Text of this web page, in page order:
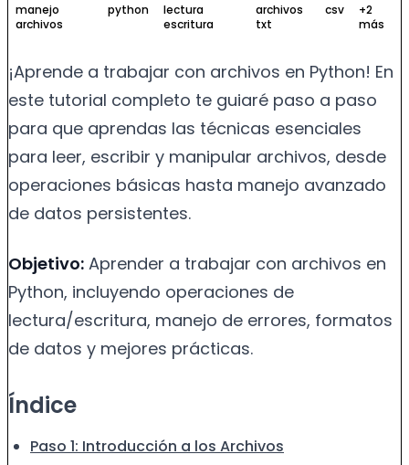
manejo
archivos
python
lectura
escritura
archivos
txt
csv
+2
más
¡Aprende a trabajar con archivos en Python! En
este tutorial completo te guiaré paso a paso
para que aprendas las técnicas esenciales
para leer, escribir y manipular archivos, desde
operaciones básicas hasta manejo avanzado
de datos persistentes.
Objetivo: Aprender a trabajar con archivos en
Python, incluyendo operaciones de
lectura/escritura, manejo de errores, formatos
de datos y mejores prácticas.
Índice
Paso 1: Introducción a los Archivos